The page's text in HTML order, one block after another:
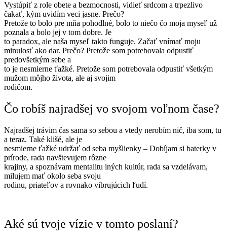
Vystúpiť z role obete a bezmocnosti, vidieť srdcom a trpezlivo
čakať, kým uvidím veci jasne. Prečo?
Pretože to bolo pre mňa pohodlné, bolo to niečo čo moja myseľ už
poznala a bolo jej v tom dobre. Je
to paradox, ale naša myseľ takto funguje. Začať vnímať moju
minulosť ako dar. Prečo? Pretože som potrebovala odpustiť
predovšetkým sebe a
to je nesmierne ťažké. Pretože som potrebovala odpustiť všetkým
mužom môjho života, ale aj svojim
rodičom.
Čo robíš najradšej vo svojom voľnom čase?
Najradšej trávim čas sama so sebou a vtedy nerobím nič, iba som, tu
a teraz. Také klišé, ale je
nesmierne ťažké udržať od seba myšlienky – Dobíjam si baterky v
prírode, rada navštevujem rôzne
krajiny, a spoznávam mentalitu iných kultúr, rada sa vzdelávam,
milujem mať okolo seba svoju
rodinu, priateľov a rovnako vibrujúcich ľudí.
Aké sú tvoje vízie v tomto poslaní?